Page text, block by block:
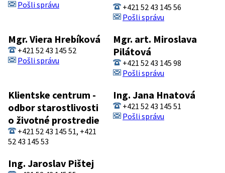
Pošli správu
+421 52 43 145 56
Pošli správu
Mgr. Viera Hrebíková
+421 52 43 145 52
Pošli správu
Mgr. art. Miroslava
Pilátová
+421 52 43 145 98
Pošli správu
Klientske centrum -
odbor starostlivosti
o životné prostredie
+421 52 43 145 51, +421
52 43 145 53
Ing. Jana Hnatová
+421 52 43 145 51
Pošli správu
Ing. Jaroslav Pištej